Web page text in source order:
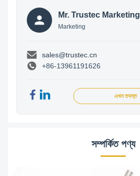
Mr. Trustec Marketing
Marketing
sales@trustec.cn
+86-13961191626
এখন তদন্ত
সম্পর্কিত পণ্য